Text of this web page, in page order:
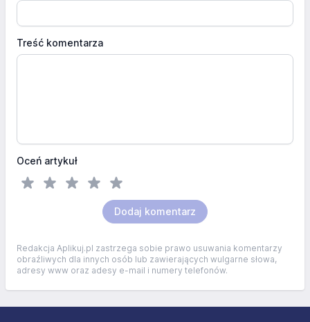
Treść komentarza
Oceń artykuł
Dodaj komentarz
Redakcja Aplikuj.pl zastrzega sobie prawo usuwania komentarzy
obraźliwych dla innych osób lub zawierających wulgarne słowa,
adresy www oraz adesy e-mail i numery telefonów.